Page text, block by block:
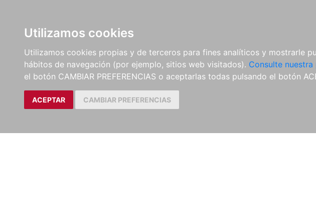
Utilizamos cookies
Utilizamos cookies propias y de terceros para fines analíticos y mostrarle
hábitos de navegación (por ejemplo, sitios web visitados). Consulte
el botón CAMBIAR PREFERENCIAS o aceptarlas todas pulsando el botón
ACEPTAR CAMBIAR PREFERENCIAS